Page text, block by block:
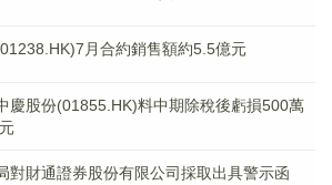
月合約銷售額約5.5億元
慶股份(01855.HK)料中期除稅後虧損500萬
對財通證券股份有限公司採取出具警示函